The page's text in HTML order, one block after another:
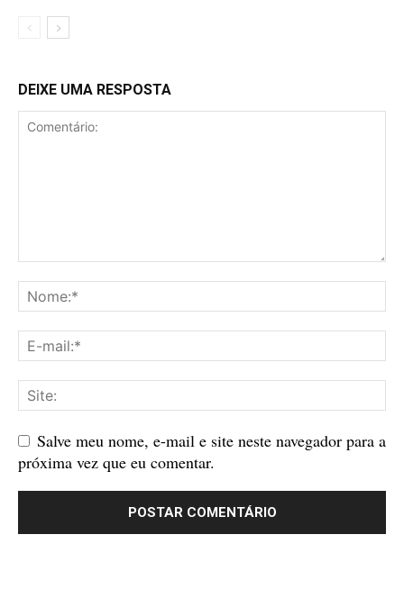
DEIXE UMA RESPOSTA
Salve meu nome, e-mail e site neste navegador para a
próxima vez que eu comentar.